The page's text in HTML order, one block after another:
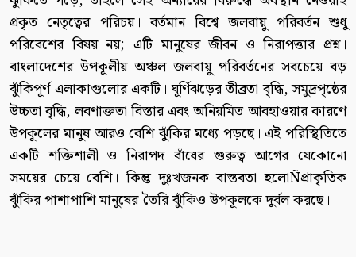
প্রকৃত নেতৃত্বের পরিচয়। বর্তমান বিশ্বে জলবায়ু পরিবর্তন শুধু
পরিবেশের বিষয় নয়; এটি মানুষের জীবন ও নিরাপত্তার প্রশ্ন।
বাংলাদেশের উপকূলীয় অঞ্চল জলবায়ু পরিবর্তনের সবচেয়ে বড়
ঝুঁকিপূর্ণ এলাকাগুলোর একটি। ঘূর্ণিঝড়ের তীব্রতা বৃদ্ধি, সমুদ্রপৃষ্ঠের
উচ্চতা বৃদ্ধি, লবণাক্ততা বিস্তার এবং অনিয়মিত আবহাওয়ার কারণে
উপকূলের মানুষ আরও বেশি ঝুঁকির মধ্যে পড়ছে। এই পরিস্থিতিতে
একটি শক্তিশালী ও নিরাপদ বাঁধের গুরুত্ব আগের যেকোনো
সময়ের চেয়ে বেশি। কিন্তু দুঃখজনক বাস্তবতা হলোÑপ্রাকৃতিক
ঝুঁকির পাশাপাশি মানুষের তৈরি ঝুঁকিও উপকূলকে দুর্বল করছে।